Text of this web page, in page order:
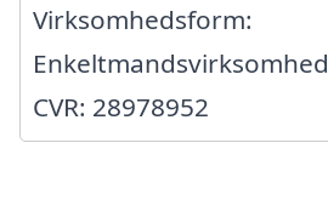
Virksomhedsform:
Enkeltmandsvirksomhed
CVR: 28978952